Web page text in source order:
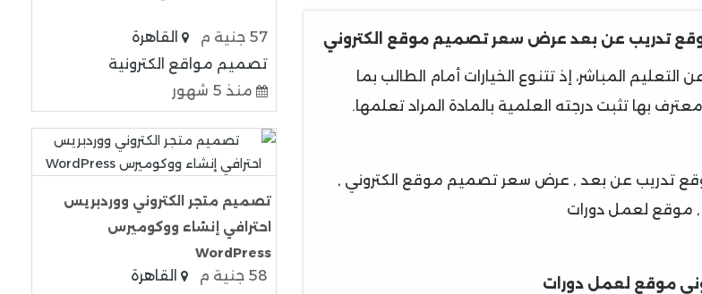
تدريب عن بعد عرض سعر تصميم موقع الكتروني
المباشر، إذ تتنوع الخيارات أمام الطالب بما
بها تثبت درجته العلمية بالمادة المراد تعلمها.
تدريب عن بعد , عرض سعر تصميم موقع الكتروني ,
, موقع لعمل دورات
موقع لعمل دورات
57 جنية م
القاهرة
تصميم مواقع الكترونية
منذ 5 شهور
تصميم متجر الكتروني ووردبريس
احترافي إنشاء ووكوميرس
WordPress
58 جنية م
القاهرة